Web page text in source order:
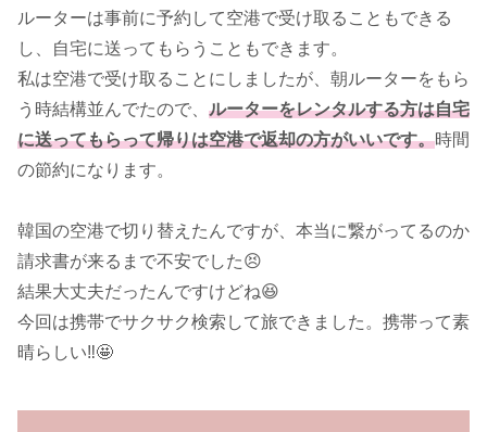
ルーターは事前に予約して空港で受け取ることもできる
し、自宅に送ってもらうこともできます。
私は空港で受け取ることにしましたが、朝ルーターをもら
う時結構並んでたので、 ルーターをレンタルする方は自宅
に送ってもらって帰りは空港で返却の方がいいです。時間
の節約になります。
韓国の空港で切り替えたんですが、本当に繋がってるのか
請求書が来るまで不安でした😣
結果大丈夫だったんですけどね😆
今回は携帯でサクサク検索して旅できました。携帯って素
晴らしい‼️🤩